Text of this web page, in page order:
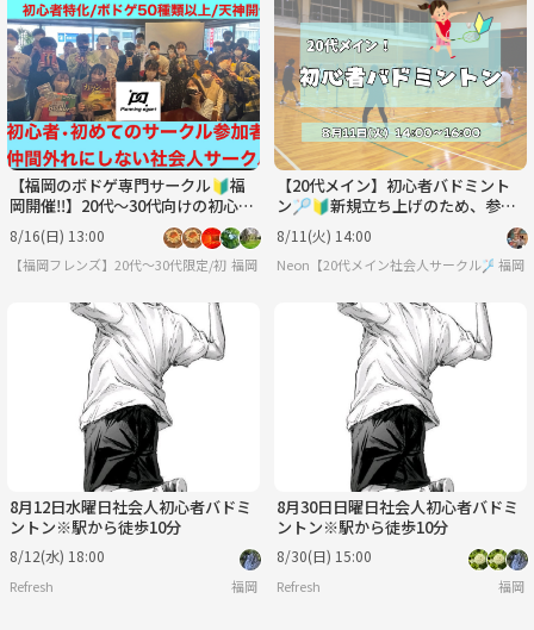
【福岡のボドゲ専門サークル🔰福
岡開催‼️】20代〜30代向けの初心者
に特化したボードゲームサークル
8/16(日) 13:00
【福岡フレンズ】20代〜30代限定/初心者に特化したボドゲサークル
福岡
【20代メイン】初心者バドミント
ン🏸🔰新規立ち上げのため、参加
者大募集中！
8/11(火) 14:00
Neon【20代メイン社会人サークル🏸】福岡
8月12日水曜日社会人初心者バドミ
ントン※駅から徒歩10分
8/12(水) 18:00
Refresh 福岡
8月30日日曜日社会人初心者バドミ
ントン※駅から徒歩10分
8/30(日) 15:00
Refresh 福岡